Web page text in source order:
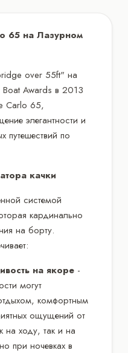
65 на Лазурном
over 55ft" на
Boat Awards в 2013
Carlo 65,
элегантности и
путешествий по
качки
системой
кардинально
на борту.
на якоре -
могут
комфортным
ощущений от
на ходу, так и на
при ночевках в